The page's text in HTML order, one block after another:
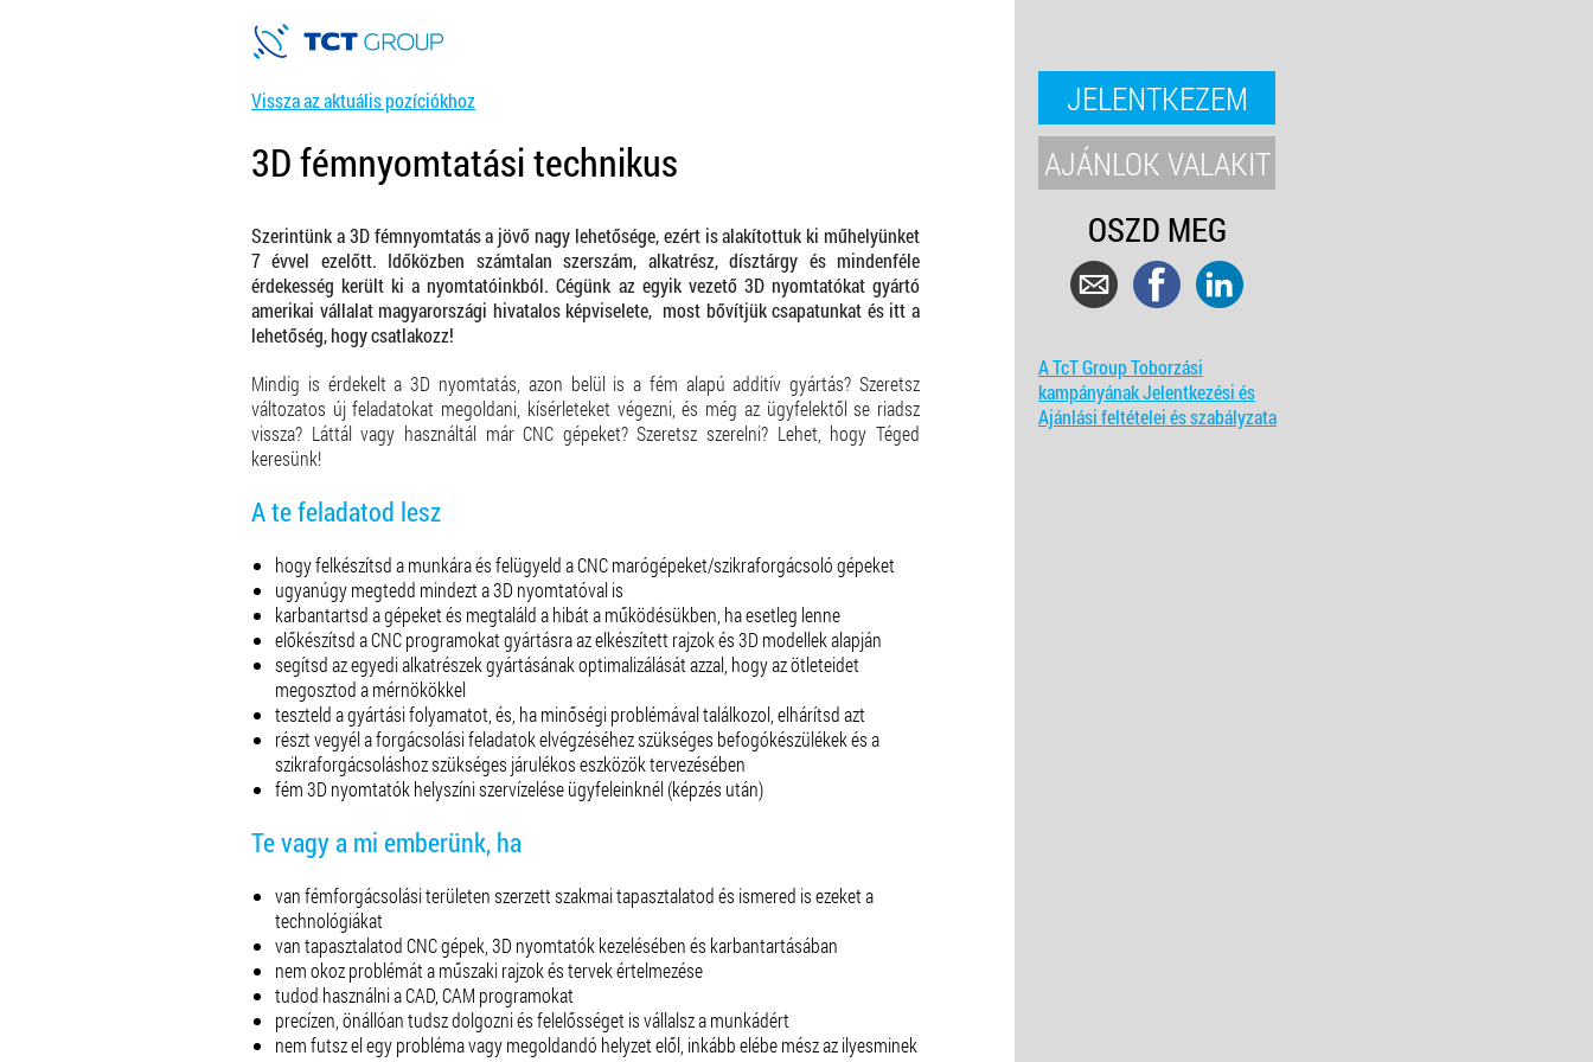
Vissza az aktuális pozíciókhoz
3D fémnyomtatási technikus
Szerintünk a 3D fémnyomtatás a jövő nagy lehetősége, ezért is alakítottuk ki műhelyünket
7 évvel ezelőtt. Időközben számtalan szerszám, alkatrész, dísztárgy és mindenféle
érdekesség került ki a nyomtatóinkból. Cégünk az egyik vezető 3D nyomtatókat gyártó
amerikai vállalat magyarországi hivatalos képviselete, most bővítjük csapatunkat és itt a
lehetőség, hogy csatlakozz!
Mindig is érdekelt a 3D nyomtatás, azon belül is a fém alapú additív gyártás? Szeretsz
változatos új feladatokat megoldani, kísérleteket végezni, és még az ügyfelektől se riadsz
vissza? Láttál vagy használtál már CNC gépeket? Szeretsz szerelni? Lehet, hogy Téged
keresünk!
A te feladatod lesz
hogy felkészítsd a munkára és felügyeld a CNC marógépeket/szikraforgácsoló gépeket
ugyanúgy megtedd mindezt a 3D nyomtatóval is
karbantartsd a gépeket és megtaláld a hibát a működésükben, ha esetleg lenne
előkészítsd a CNC programokat gyártásra az elkészített rajzok és 3D modellek alapján
segítsd az egyedi alkatrészek gyártásának optimalizálását azzal, hogy az ötleteidet
megosztod a mérnökökkel
teszteld a gyártási folyamatot, és, ha minőségi problémával találkozol, elhárítsd azt
részt vegyél a forgácsolási feladatok elvégzéséhez szükséges befogókészülékek és a
szikraforgácsoláshoz szükséges járulékos eszközök tervezésében
fém 3D nyomtatók helyszíni szervízelése ügyfeleinknél (képzés után)
Te vagy a mi emberünk, ha
van fémforgácsolási területen szerzett szakmai tapasztalatod és ismered is ezeket a
technológiákat
van tapasztalatod CNC gépek, 3D nyomtatók kezelésében és karbantartásában
nem okoz problémát a műszaki rajzok és tervek értelmezése
tudod használni a CAD, CAM programokat
precízen, önállóan tudsz dolgozni és felelősséget is vállalsz a munkádért
nem futsz el egy probléma vagy megoldandó helyzet elől, inkább elébe mész az ilyesminek
JELENTKEZEM
AJÁNLOK VALAKIT
OSZD MEG
A TcT Group Toborzási
kampányának Jelentkezési és
Ajánlási feltételei és szabályzata